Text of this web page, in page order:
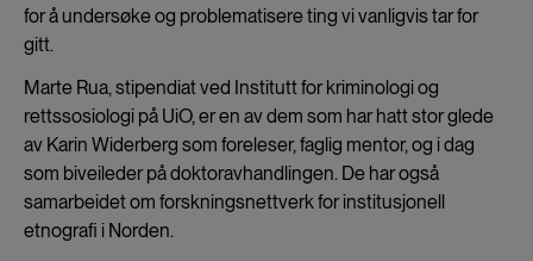
for å undersøke og problematisere ting vi vanligvis tar for
gitt.
Marte Rua, stipendiat ved Institutt for kriminologi og
rettssosiologi på UiO, er en av dem som har hatt stor glede
av Karin Widerberg som foreleser, faglig mentor, og i dag
som biveileder på doktoravhandlingen. De har også
samarbeidet om forskningsnettverk for institusjonell
etnografi i Norden.